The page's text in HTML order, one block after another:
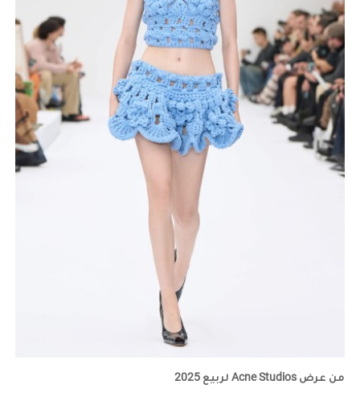
من عرض Acne Studios لربيع 2025